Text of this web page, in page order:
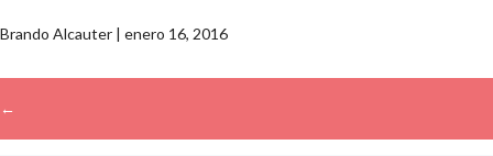
Brando Alcauter | enero 16, 2016
←